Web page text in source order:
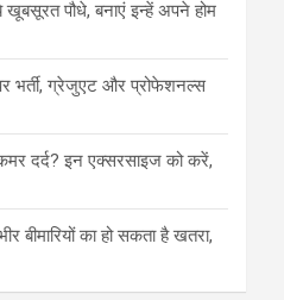
पौधे, बनाएं इन्‍हें अपने होम
भर्ती, ग्रेजुएट और प्रोफेशनल्स
दर्द? इन एक्सरसाइज को करें,
बीमारियों का हो सकता है खतरा,